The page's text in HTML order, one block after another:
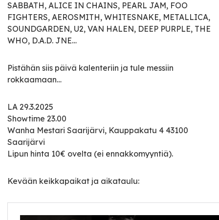
SABBATH, ALICE IN CHAINS, PEARL JAM, FOO
FIGHTERS, AEROSMITH, WHITESNAKE, METALLICA,
SOUNDGARDEN, U2, VAN HALEN, DEEP PURPLE, THE
WHO, D.A.D. JNE…
Pistähän siis päivä kalenteriin ja tule messiin
rokkaamaan…
LA 29.3.2025
Showtime 23.00
Wanha Mestari Saarijärvi, Kauppakatu 4 43100
Saarijärvi
Lipun hinta 10€ ovelta (ei ennakkomyyntiä).
Kevään keikkapaikat ja aikataulu: